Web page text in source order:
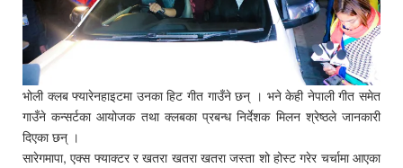
भोली क्लब फ्यारेनहाइटमा उनका हिट गीत गाउँने छन् । भने केही नेपाली गीत समेत
गाउँने कन्सर्टका आयोजक तथा क्लबका प्रबन्ध निर्देशक मिलन श्रेष्ठले जानकारी
दिएका छन् ।
सारेगमापा, एक्स फ्याक्टर र खतरा खतरा खतरा जस्ता शो होस्ट गरेर चर्चामा आएका